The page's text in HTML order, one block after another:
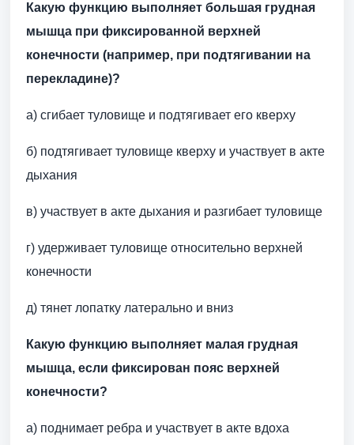
Какую функцию выполняет большая грудная
мышца при фиксированной верхней
конечности (например, при подтягивании на
перекладине)?
а) сгибает туловище и подтягивает его кверху
б) подтягивает туловище кверху и участвует в акте
дыхания
в) участвует в акте дыхания и разгибает туловище
г) удерживает туловище относительно верхней
конечности
д) тянет лопатку латерально и вниз
Какую функцию выполняет малая грудная
мышца, если фиксирован пояс верхней
конечности?
а) поднимает ребра и участвует в акте вдоха